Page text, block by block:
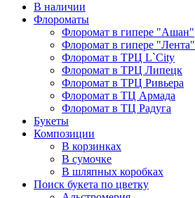
В наличии
Флороматы
Флоромат в гипере "Ашан"
Флоромат в гипере "Лента"
Флоромат в ТРЦ L`City
Флоромат в ТРЦ Липецк
Флоромат в ТРЦ Ривьера
Флоромат в ТЦ Армада
Флоромат в ТЦ Радуга
Букеты
Композиции
В корзинках
В сумочке
В шляпных коробках
Поиск букета по цветку